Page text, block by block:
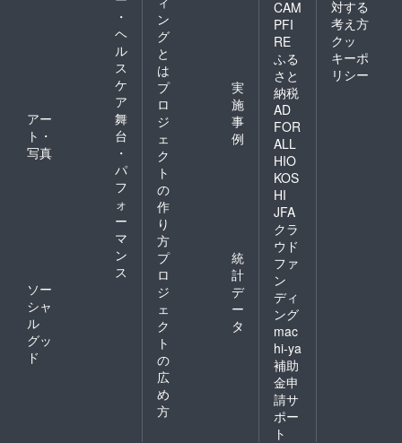
・
ヘ
ル
ス
ケ
ア
アー
ト・
写真
舞
台
・
パ
フ
ォ
ー
マ
ン
ス
ソー
シャ
ル
グッ
ド
ン
グ
と
は
プ
ロ
ジ
ェ
ク
ト
の
作
り
方
実
施
事
例
プ
ロ
ジ
ェ
ク
ト
の
広
め
方
統
計
デ
ー
タ
CAM
PFI
RE
ふる
さと
納税
AD
FOR
ALL
HIO
KOS
HI
JFA
クラ
ウド
ファ
ン
ディ
ング
mac
hi-ya
補助
金申
請サ
ポー
ト
対する
考え方
クッ
キーポ
リシー